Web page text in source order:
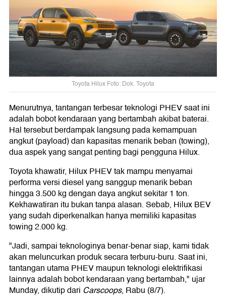
Toyota Hilux Foto: Dok. Toyota
Menurutnya, tantangan terbesar teknologi PHEV saat ini
adalah bobot kendaraan yang bertambah akibat baterai.
Hal tersebut berdampak langsung pada kemampuan
angkut (payload) dan kapasitas menarik beban (towing),
dua aspek yang sangat penting bagi pengguna Hilux.
Toyota khawatir, Hilux PHEV tak mampu menyamai
performa versi diesel yang sanggup menarik beban
hingga 3.500 kg dengan daya angkut sekitar 1 ton.
Kekhawatiran itu bukan tanpa alasan. Sebab, Hilux BEV
yang sudah diperkenalkan hanya memiliki kapasitas
towing 2.000 kg.
"Jadi, sampai teknologinya benar-benar siap, kami tidak
akan meluncurkan produk secara terburu-buru. Saat ini,
tantangan utama PHEV maupun teknologi elektrifikasi
lainnya adalah bobot kendaraan yang bertambah," ujar
Munday, dikutip dari Carscoops, Rabu (8/7).